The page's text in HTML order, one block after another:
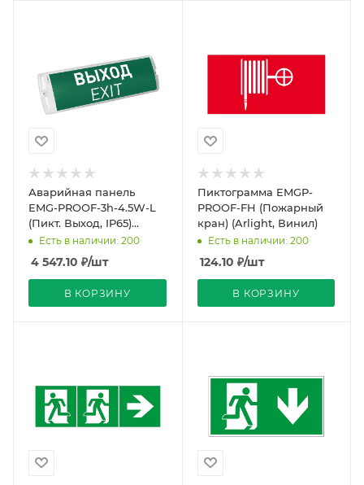
Аварийная панель
EMG-PROOF-3h-4.5W-L
(Пикт. Выход, IP65)
(Arlight, IP20 Пластик, 3
Есть в наличии: 200
4 547.10 ₽/шт
В КОРЗИНУ
Пиктограмма EMGP-
PROOF-FH (Пожарный
кран) (Arlight, Винил)
Есть в наличии: 200
124.10 ₽/шт
В КОРЗИНУ